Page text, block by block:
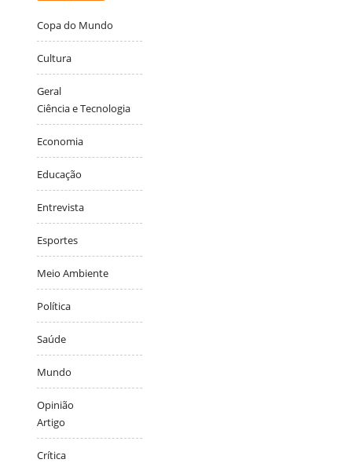
Copa do Mundo
Cultura
Geral
Ciência e Tecnologia
Economia
Educação
Entrevista
Esportes
Meio Ambiente
Política
Saúde
Mundo
Opinião
Artigo
Crítica